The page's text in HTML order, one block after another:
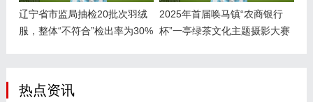
辽宁省市监局抽检20批次羽绒
服，整体“不符合”检出率为30%
2025年首届唤马镇“农商银行
杯”一亭绿茶文化主题摄影大赛
热点资讯